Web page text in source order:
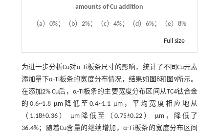
amounts of Cu addition
（a）0%；（b）2%；（c）4%；（d）6%；（e）8%
Full size
为进一步分析Cu对α-Ti板条尺寸的影响，统计了不同Cu元素
添加量下α-Ti板条的宽度分布情况，结果如 图8和 图9所示。
在添加2% Cu后，α-Ti板条的主要宽度分布区间从TC4钛合金
的0.6~1.8 μm降低至0.4~1.1 μm，平均宽度相应地从
（1.18±0.36） μm降低至（0.75±0.22） μm，降低了
36.4%；随着Cu含量的继续增加，α-Ti板条的宽度分布区间